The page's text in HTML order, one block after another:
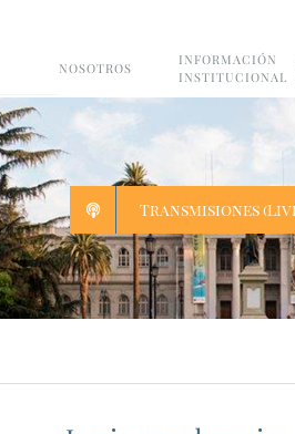
NOSOTROS
INFORMACIÓN
INSTITUCIONAL
Transmisiones